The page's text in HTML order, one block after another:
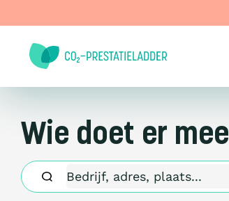
Wie doet er mee